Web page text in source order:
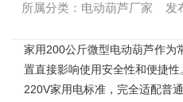
所属分类：电动葫芦厂家 发
家用200公斤微型电动葫芦作为
置直接影响使用安全性和便捷
220V家用电标准，完全适配普